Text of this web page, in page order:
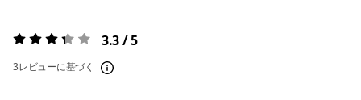
評価:3.3 / 5 3.3 / 5
3レビューに基づく